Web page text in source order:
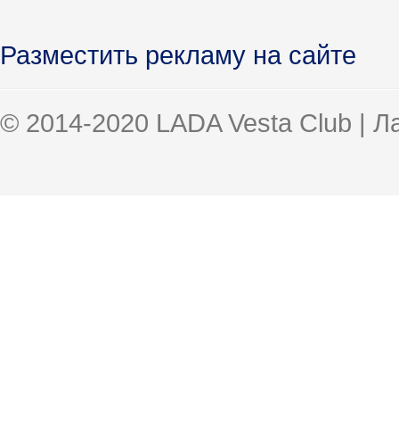
Разместить рекламу на сайте
© 2014-2020 LADA Vesta Club |